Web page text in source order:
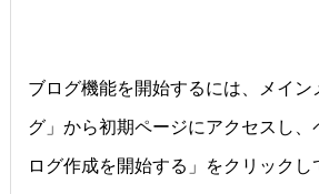
ブログ機能を開始するには、メイン
グ」から初期ページにアクセスし、
ログ作成を開始する」をクリックし